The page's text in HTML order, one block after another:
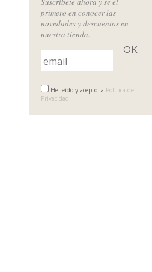
primero en conocer las
novedades y descuentos en
nuestra tienda.
He leído y acepto la Política de
Privacidad